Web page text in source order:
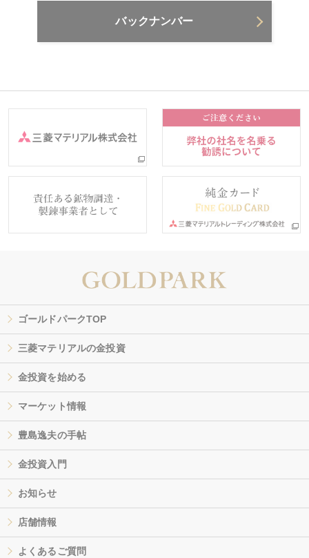
バックナンバー
ゴールドパークTOP
三菱マテリアルの金投資
金投資を始める
マーケット情報
豊島逸夫の手帖
金投資入門
お知らせ
店舗情報
よくあるご質問